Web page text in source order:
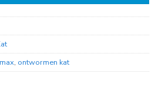
, ontwormen kat